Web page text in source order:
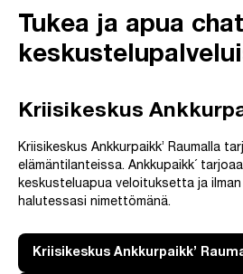
Tukea ja apua
Kriisikeskus
Kriisikeskus Ankkurpaikk’ Raumalla
elämäntilanteissa. Ankkupaikk´
keskusteluapua veloituksetta ja
halutessasi nimettömänä.
Kriisikeskus Ankkurpaikk’